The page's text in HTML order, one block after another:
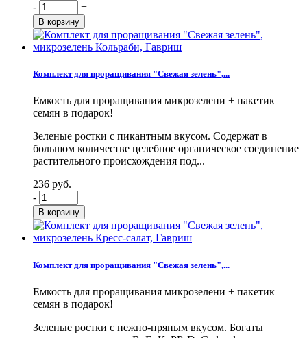
-
+
Комплект для проращивания "Свежая зелень",...
Емкость для проращивания микрозелени + пакетик
семян в подарок!
Зеленые ростки с пикантным вкусом. Содержат в
большом количестве целебное органическое соединение
растительного происхождения под...
236 руб.
-
+
Комплект для проращивания "Свежая зелень",...
Емкость для проращивания микрозелени + пакетик
семян в подарок!
Зеленые ростки с нежно-пряным вкусом. Богаты